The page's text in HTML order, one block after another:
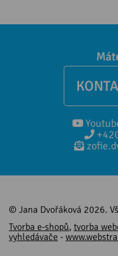
© Jana Dvořáková 2026.
Tvorba e-shopů, tvorba
vyhledávače -